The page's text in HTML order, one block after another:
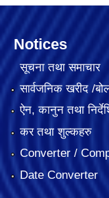
Notices
सूचना तथा समाचार
सार्वजनिक खरीद /
ऐन, कानुन तथा
कर तथा शुल्कहरु
Converter /
Date Converter